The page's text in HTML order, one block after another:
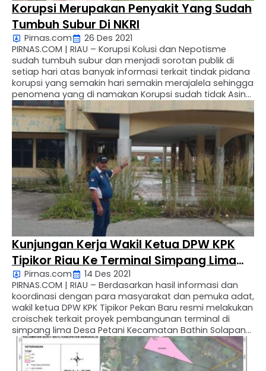
Korupsi Merupakan Penyakit Yang Sudah
Tumbuh Subur Di NKRI
Pirnas.com
26 Des 2021
PIRNAS.COM | RIAU – Korupsi Kolusi dan Nepotisme
sudah tumbuh subur dan menjadi sorotan publik di
setiap hari atas banyak informasi terkait tindak pidana
korupsi yang semakin hari semakin merajalela sehingga
penomena yang di namakan Korupsi sudah tidak Asing
lagi menjadi sarapan pagi untuk para Masyarakat
umum. Kehadiran aktivis KPK Tipikor Pekanbaru Riau,
hadir di …
Kunjungan Kerja Wakil Ketua DPW KPK
Tipikor Riau Ke Terminal Simpang Lima
Petani
Pirnas.com
14 Des 2021
PIRNAS.COM | RIAU – Berdasarkan hasil informasi dan
koordinasi dengan para masyarakat dan pemuka adat,
wakil ketua DPW KPK Tipikor Pekan Baru resmi melakukan
croischek terkait proyek pembangunan terminal di
simpang lima Desa Petani Kecamatan Bathin Solapan
Kabupaten Bengkalis tgl 13 Desember 2021 sekitar pukul
11.00. Menurut wakil ketua Kamaruzan mengatakan,
“proyek pengerjaan pembangunan terminal …